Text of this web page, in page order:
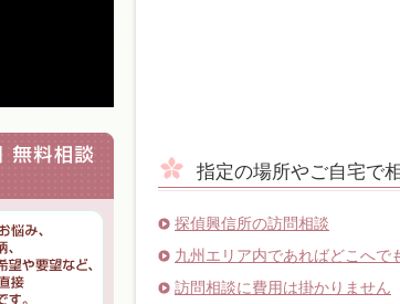
指定の場所やご自宅で
探偵興信所の訪問相談
九州エリア内であればどこへで
訪問相談に費用は掛かりません